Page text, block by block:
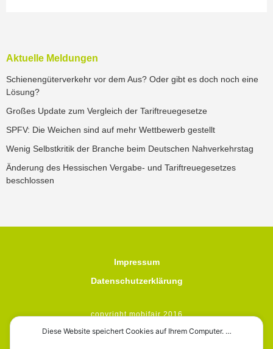
Aktuelle Meldungen
Schienengüterverkehr vor dem Aus? Oder gibt es doch noch eine
Lösung?
Großes Update zum Vergleich der Tariftreuegesetze
SPFV: Die Weichen sind auf mehr Wettbewerb gestellt
Wenig Selbstkritik der Branche beim Deutschen Nahverkehrstag
Änderung des Hessischen Vergabe- und Tariftreuegesetzes
beschlossen
Impressum
Datenschutzerklärung
copyright mobifair 2016
Diese Website speichert Cookies auf Ihrem Computer. …